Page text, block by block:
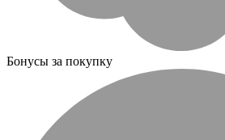
Бонусы за покупку